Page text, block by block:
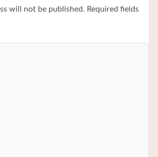
will not be published. Required fields